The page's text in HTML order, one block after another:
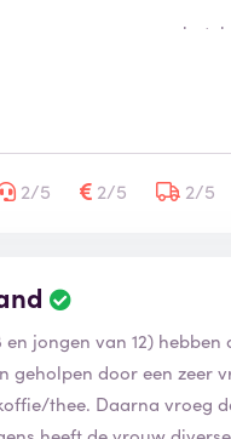
voor onze zoon een
kwamen we zelf achter.
hebben we niet mogen
verkocht. Meerwaarde
2/5 2/5 2/5
jongen van 12)
geholpen door een zeer
thee. Daarna vroeg